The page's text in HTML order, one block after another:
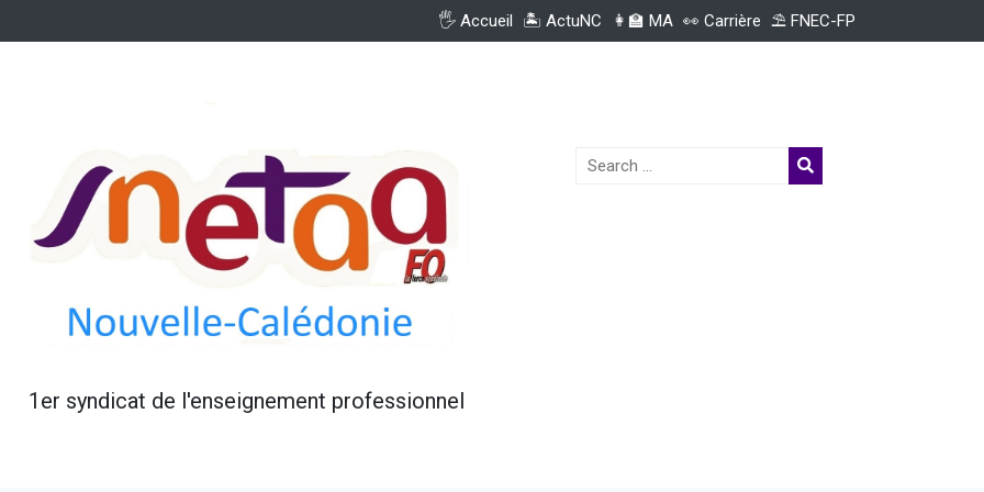
🖐️ Accueil 🏝️ ActuNC 👩‍🏫 MA 👀 Carrière ⛱️ FNEC-FP
1er syndicat de l'enseignement professionnel
Search